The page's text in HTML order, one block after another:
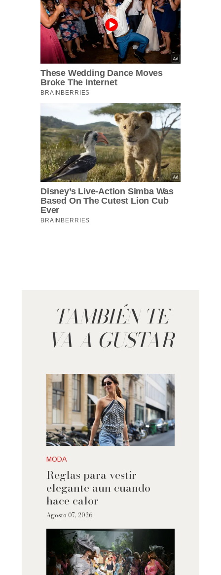
TAMBIÉN TE
VA A GUSTAR
MODA
Reglas para vestir
elegante aun cuando
hace calor
Agosto 07, 2026